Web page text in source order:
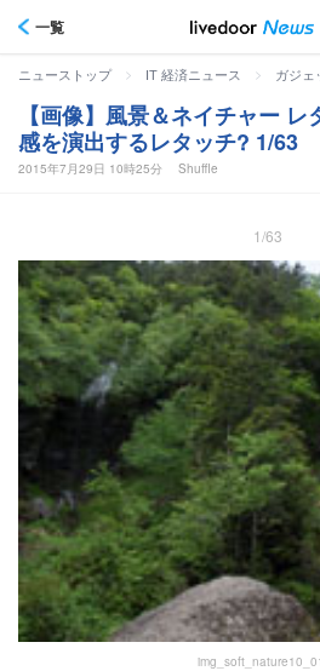
一覧
ニューストップ > IT 経済ニュース > ガジェ
【画像】風景＆ネイチャー
感を演出するレタッチ? 1/63
2015年7月29日 10時25分 Shuffle
1/63